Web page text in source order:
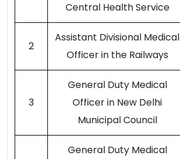
Central Health Service
2
Assistant Divisional Medical
Officer in the Railways
3
General Duty Medical
Officer in New Delhi
Municipal Council
General Duty Medical